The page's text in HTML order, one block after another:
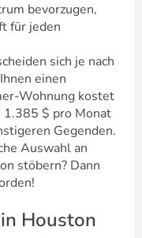
bevorzugen,
für jeden
sich je nach
einen
Wohnung kostet
$ pro Monat
Gegenden.
Auswahl an
stöbern? Dann
Houston